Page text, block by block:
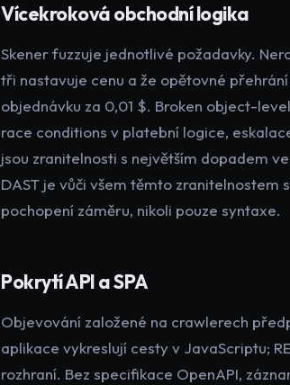
Vícekroková obchodní logika
Skener fuzzuje jednotlivé požadavky.
tři nastavuje cenu a že opětovné
objednávku za 0,01 $. Broken object-
race conditions v platební logice,
jsou zranitelnosti s největším dopadem
DAST je vůči všem těmto zranitelnostem
pochopení záměru, nikoli pouze syntaxe.
Pokrytí API a SPA
Objevování založené na crawlerech
aplikace vykreslují cesty v JavaScriptu;
rozhraní. Bez specifikace OpenAPI,